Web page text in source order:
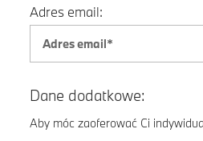
Adres email:
Dane dodatkowe:
Aby móc zaoferować Ci